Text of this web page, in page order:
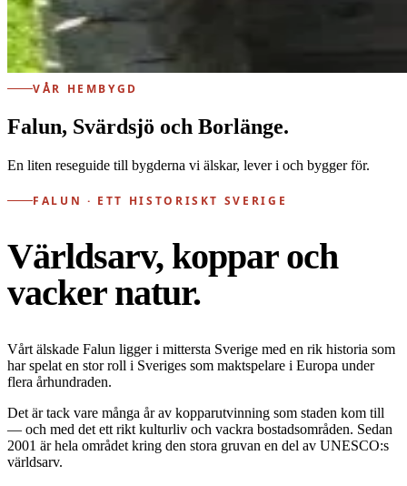
VÅR HEMBYGD
Falun, Svärdsjö och Borlänge.
En liten reseguide till bygderna vi älskar, lever i och bygger för.
FALUN · ETT HISTORISKT SVERIGE
Världsarv, koppar och
vacker natur.
Vårt älskade Falun ligger i mittersta Sverige med en rik historia som
har spelat en stor roll i Sveriges som maktspelare i Europa under
flera århundraden.
Det är tack vare många år av kopparutvinning som staden kom till
— och med det ett rikt kulturliv och vackra bostadsområden. Sedan
2001 är hela området kring den stora gruvan en del av UNESCO:s
världsarv.